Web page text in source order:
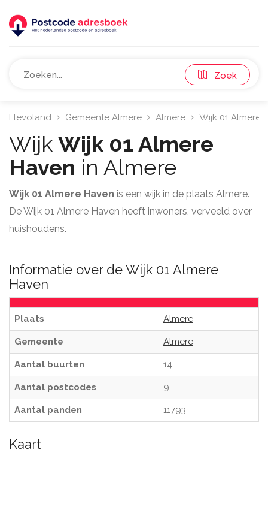
Zoek
Flevoland Gemeente Almere Almere Wijk 01 Almere
Wijk Wijk 01 Almere
Haven in Almere
Wijk 01 Almere Haven is een wijk in de plaats Almere.
De Wijk 01 Almere Haven heeft inwoners, verveeld over
huishoudens.
Informatie over de Wijk 01 Almere
Haven
Plaats Almere
Gemeente Almere
Aantal buurten 14
Aantal postcodes 9
Aantal panden 11793
Kaart